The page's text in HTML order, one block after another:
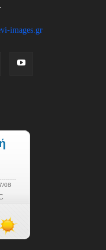
images.gr